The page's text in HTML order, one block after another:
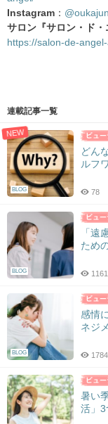
Instagram ：
サロン『サロン・ド
https://salon-de-
連載記事一覧
NEW
BLOG
どん
ルフ
78
BLOG
「遠
ため
1161
BLOG
感情
ネジ
1784
暑い
活」3